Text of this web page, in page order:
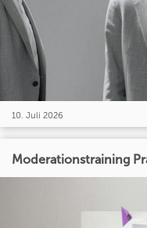
10. Juli 2026
Moderationstraining